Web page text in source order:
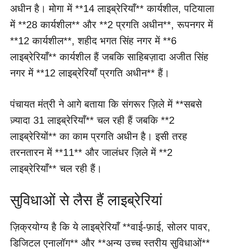
अधीन है। मोगा में **14 लाइब्रेरियाँ** कार्यशील, पटियाला
में **28 कार्यशील** और **2 प्रगति अधीन**, रूपनगर में
**12 कार्यशील**, शहीद भगत सिंह नगर में **6
लाइब्रेरियाँ** कार्यशील हैं जबकि साहिबज़ादा अजीत सिंह
नगर में **12 लाइब्रेरियाँ प्रगति अधीन** हैं।
पंचायत मंत्री ने आगे बताया कि संगरूर ज़िले में **सबसे
ज़्यादा 31 लाइब्रेरियाँ** चल रही हैं जबकि **2
लाइब्रेरियों** का काम प्रगति अधीन है। इसी तरह
तरनतारन में **11** और जालंधर ज़िले में **2
लाइब्रेरियाँ** चल रही हैं।
सुविधाओं से लैस हैं लाइब्रेरियां
ज़िक्रयोग्य है कि ये लाइब्रेरियाँ **वाई-फ़ाई, सोलर पावर,
डिजिटल एनालॉग** और **अन्य उच्च स्तरीय सुविधाओं**